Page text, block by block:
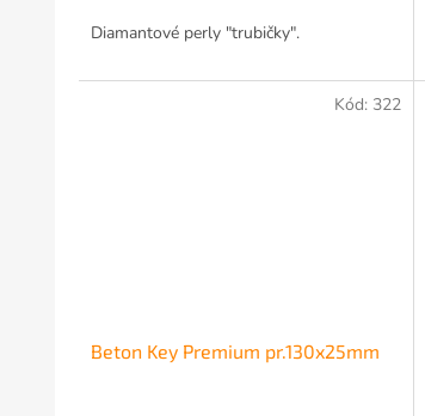
Diamantové perly "trubičky".
Broušení betonu, barvy, lepidla.
Beton Key Premium pr.130x25mm
Kód: 322